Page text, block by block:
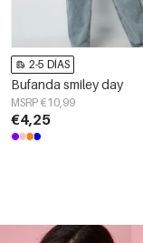
2-5 DÍAS
Bufanda smiley day
MSRP €10,99
€4,25